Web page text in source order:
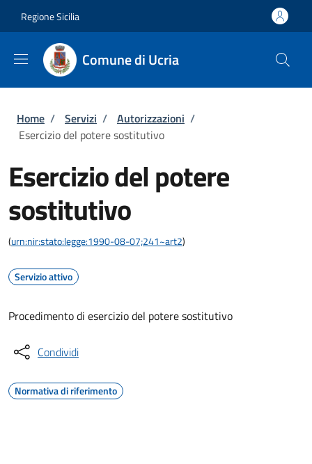
Regione Sicilia
Comune di Ucria
Briciole di pane
Home / Servizi / Autorizzazioni /
Esercizio del potere sostitutivo
Esercizio del potere
sostitutivo
(urn:nir:stato:legge:1990-08-07;241~art2)
Servizio attivo
Procedimento di esercizio del potere sostitutivo
Condividi
Normativa di riferimento